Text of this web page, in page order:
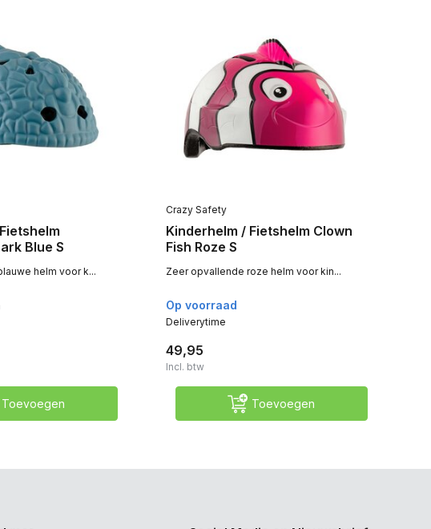
Blue S
helm voor k...
Toevoegen
Crazy Safety
Kinderhelm / Fietshelm Clown
Fish Roze S
Zeer opvallende roze helm voor kin...
Op voorraad
Deliverytime
49,95
Incl. btw
Toevoegen